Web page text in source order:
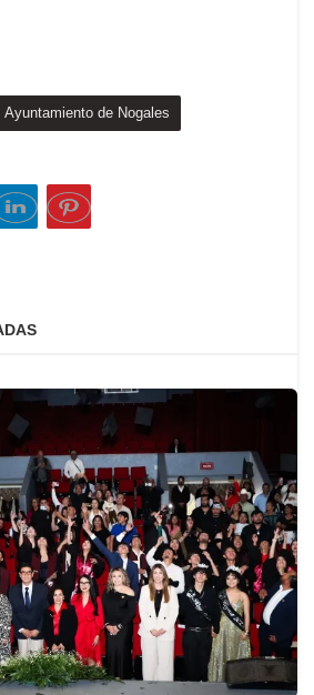
Ayuntamiento de Nogales